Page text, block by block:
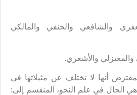
والشافعي والحنفي والمالكي
والمعتزلي والأشعري.
أنها لا تختلف عن مثيلاتها في
هي الحال في علم النحو، المنقسم إلى: